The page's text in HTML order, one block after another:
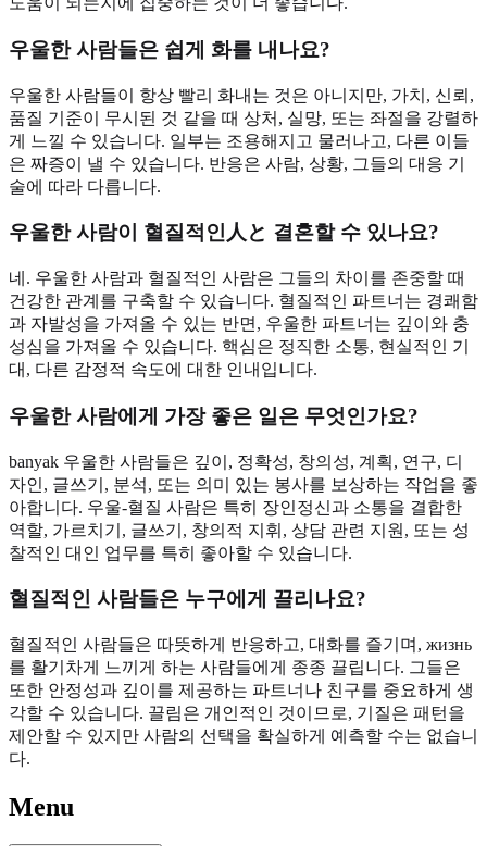
우울한 사람들은 쉽게 화를 내나요?
우울한 사람들이 항상 빨리 화내는 것은 아니지만, 가치, 신뢰,
품질 기준이 무시된 것 같을 때 상처, 실망, 또는 좌절을 강렬하
게 느낄 수 있습니다. 일부는 조용해지고 물러나고, 다른 이들
은 짜증이 낼 수 있습니다. 반응은 사람, 상황, 그들의 대응 기
술에 따라 다릅니다.
우울한 사람이 혈질적인人と 결혼할 수 있나요?
네. 우울한 사람과 혈질적인 사람은 그들의 차이를 존중할 때
건강한 관계를 구축할 수 있습니다. 혈질적인 파트너는 경쾌함
과 자발성을 가져올 수 있는 반면, 우울한 파트너는 깊이와 충
성심을 가져올 수 있습니다. 핵심은 정직한 소통, 현실적인 기
대, 다른 감정적 속도에 대한 인내입니다.
우울한 사람에게 가장 좋은 일은 무엇인가요?
banyak 우울한 사람들은 깊이, 정확성, 창의성, 계획, 연구, 디
자인, 글쓰기, 분석, 또는 의미 있는 봉사를 보상하는 작업을 좋
아합니다. 우울-혈질 사람은 특히 장인정신과 소통을 결합한
역할, 가르치기, 글쓰기, 창의적 지휘, 상담 관련 지원, 또는 성
찰적인 대인 업무를 특히 좋아할 수 있습니다.
혈질적인 사람들은 누구에게 끌리나요?
혈질적인 사람들은 따뜻하게 반응하고, 대화를 즐기며, жизнь
를 활기차게 느끼게 하는 사람들에게 종종 끌립니다. 그들은
또한 안정성과 깊이를 제공하는 파트너나 친구를 중요하게 생
각할 수 있습니다. 끌림은 개인적인 것이므로, 기질은 패턴을
제안할 수 있지만 사람의 선택을 확실하게 예측할 수는 없습니
다.
Menu